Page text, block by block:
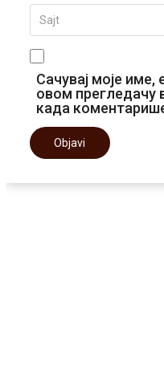
Сачувај моје
овом прегледачу
када